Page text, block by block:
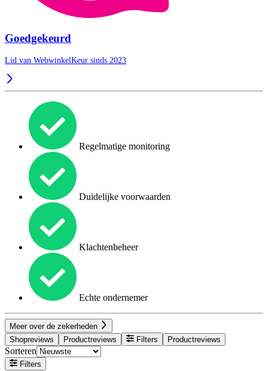
Goedgekeurd
Lid van WebwinkelKeur sinds 2023
Regelmatige monitoring
Duidelijke voorwaarden
Klachtenbeheer
Echte ondernemer
Meer over de zekerheden
Shopreviews
Productreviews Filters Productreviews
Sorteren
Filters